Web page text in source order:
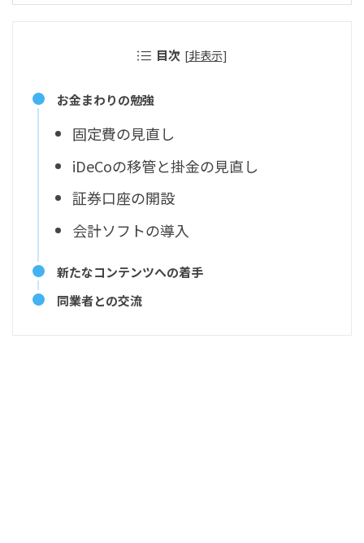
目次 [非表示]
お金まわりの勉強
固定費の見直し
iDeCoの移管と掛金の見直し
証券口座の開設
会計ソフトの導入
新たなコンテンツへの着手
同業者との交流